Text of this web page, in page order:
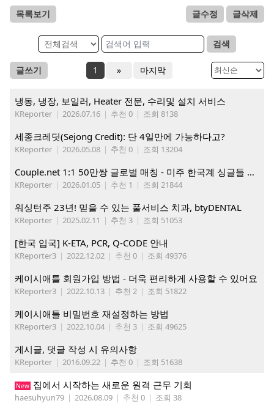
목록보기 글수정 글삭제
검색
글쓰기 1 » 마지막
냉동, 냉장, 보일러, Heater 전문, 수리및 설치 서비스
KReporter | 2026.07.16 | 추천 0 | 조회 8138
세종크레딧(Sejong Credit): 단 4일만에 가능하다고?
KReporter | 2026.05.08 | 추천 0 | 조회 13204
Couple.net 1:1 50만쌍 글로벌 매칭 - 미주 한국계 싱글들 모이세요
KReporter | 2026.01.05 | 추천 1 | 조회 21844
워싱턴주 23년! 믿을 수 있는 풀서비스 치과, btyDENTAL
KReporter | 2025.02.11 | 추천 3 | 조회 51053
[한국 입국] K-ETA, PCR, Q-CODE 안내
KReporter3 | 2022.12.02 | 추천 0 | 조회 49376
케이시애틀 회원가입 방법 - 더욱 편리하게 사용할 수 있어요
KReporter3 | 2022.10.13 | 추천 2 | 조회 51822
케이시애틀 비밀번호 재설정하는 방법
KReporter3 | 2022.10.04 | 추천 3 | 조회 49625
게시글, 댓글 작성 시 유의사항
KReporter | 2016.09.22 | 추천 0 | 조회 51638
New 집에서 시작하는 새로운 원격 근무 기회
haesuhyun79 | 2026.08.09 | 추천 0 | 조회 38